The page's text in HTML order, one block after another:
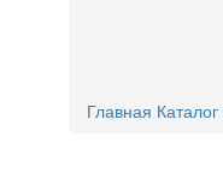
Главная Каталог